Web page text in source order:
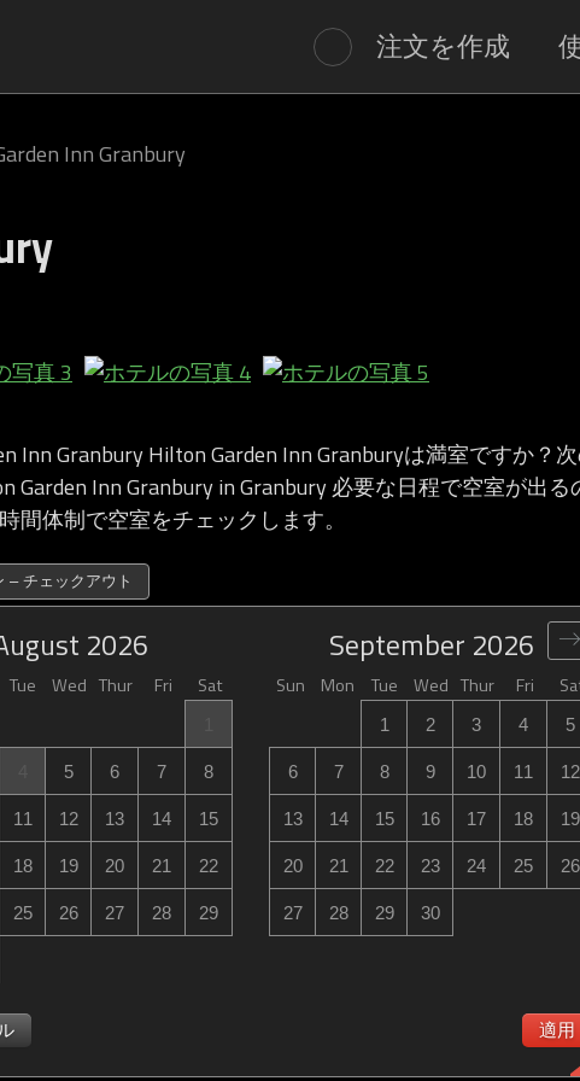
注文を作成
Inn Granbury
Inn Granbury Hilton Garden Inn Granburyは満室ですか？
Garden Inn Granbury in Granbury 必要な日程で空室が出
間体制で空室をチェックします。
– チェックアウト
Tue Wed Thur Fri Sat Sun Mon Tue Wed Thur Fri
2026
5 6 7 8
11 12 13 14 15
18 19 20 21 22
25 26 27 28 29
September 2026
1 2 3 4 5
6 7 8 9 10 11 12
13 14 15 16 17 18 19
20 21 22 23 24 25 26
27 28 29 30
適用